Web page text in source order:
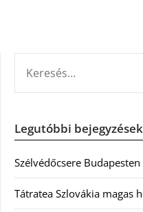
Legutóbbi bejegyzések
Szélvédőcsere Budapesten
Tátratea Szlovákia magas